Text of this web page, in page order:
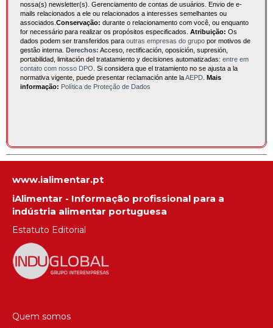
nossa(s) newsletter(s). Gerenciamento de contas de usuários. Envio de e-
mails relacionados a ele ou relacionados a interesses semelhantes ou
associados. Conservação: durante o relacionamento com você, ou enquanto
for necessário para realizar os propósitos especificados. Atribuição: Os
dados podem ser transferidos para outras empresas do grupo por motivos de
gestão interna.
Derechos: Acceso, rectificación, oposición, supresión,
portabilidad, limitación del tratatamiento y decisiones automatizadas: entre em
contato com nosso DPO . Si considera que el tratamiento no se ajusta a la
normativa vigente, puede presentar reclamación ante laAEPD
Mais
informação: Política de Proteção de Dados
www.ialimentar.pt
iAlimentar - Informação profissional para a
indústria alimentar portuguesa
Estatuto Editorial
Quem somos